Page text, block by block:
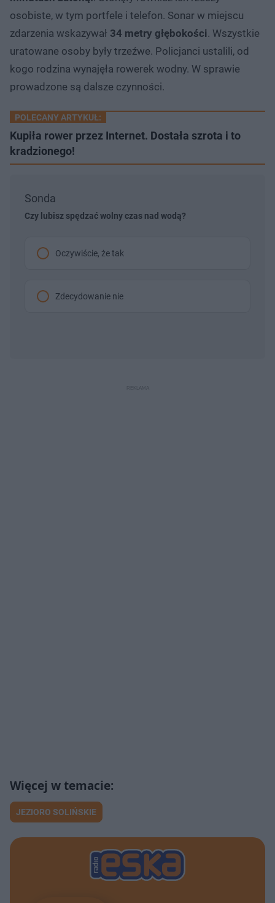
osobiste, w tym portfele i telefon. Sonar w miejscu
zdarzenia wskazywał 34 metry głębokości. Wszystkie
uratowane osoby były trzeźwe. Policjanci ustalili, od
kogo rodzina wynajęła rowerek wodny. W sprawie
prowadzone są dalsze czynności.
POLECANY ARTYKUŁ:
Kupiła rower przez Internet. Dostała szrota i to
kradzionego!
Sonda
Czy lubisz spędzać wolny czas nad wodą?
Oczywiście, że tak
Zdecydowanie nie
JEZIORO SOLIŃSKIE